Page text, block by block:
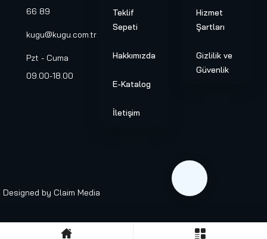
66 89
kugu@kugu.com.tr
Pzt - Cuma
09.00-18.00
Teklif
Sepeti
Hakkımızda
E-Katalog
İletişim
Hizmet
Şartları
Gizlilik ve
Güvenlik
Designed by Claim Media